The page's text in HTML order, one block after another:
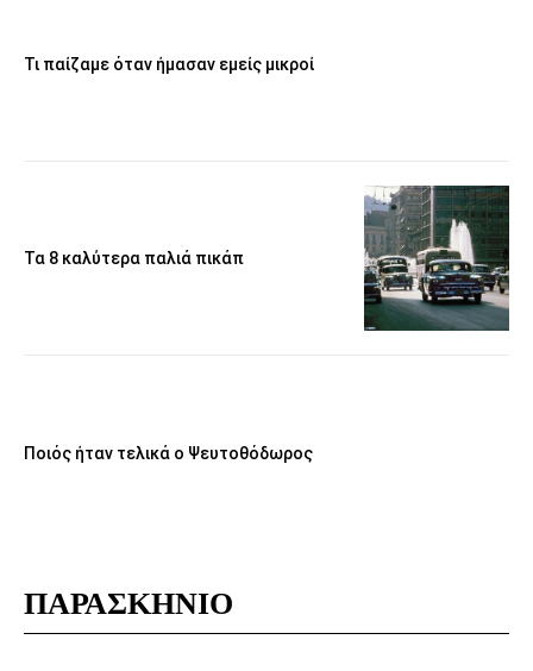
Τι παίζαμε όταν ήμασαν εμείς μικροί
Τα 8 καλύτερα παλιά πικάπ
Ποιός ήταν τελικά ο Ψευτοθόδωρος
ΠΑΡΑΣΚΗΝΙΟ